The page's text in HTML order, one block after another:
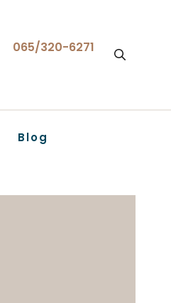
065/320-6271
Blog